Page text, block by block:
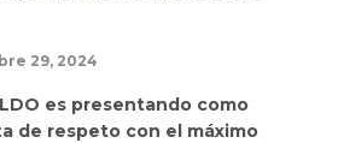
29, 2024
es presentando como
de respeto con el máximo